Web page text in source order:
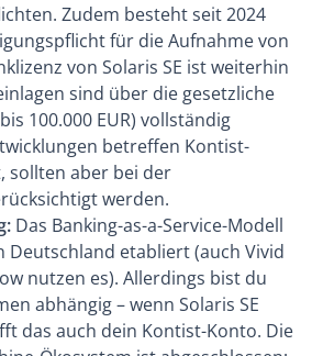
Zudem besteht seit 2024
für die Aufnahme von
von Solaris SE ist weiterhin
sind über die gesetzliche
100.000 EUR) vollständig
betreffen Kontist-
sollten aber bei der
werden.
Das Banking-as-a-Service-Modell
Deutschland etabliert (auch Vivid
nutzen es). Allerdings bist du
abhängig – wenn Solaris SE
das auch dein Kontist-Konto. Die